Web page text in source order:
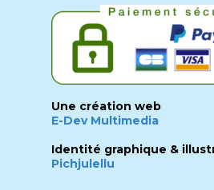
Une création web
E-Dev Multimedia
Identité graphique &
Pichjulellu